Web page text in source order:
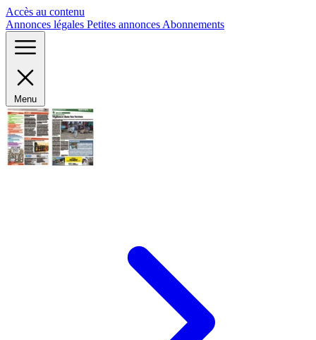
Accès au contenu
Annonces légales Petites annonces Abonnements
Menu
Panneau de gestion des cookies